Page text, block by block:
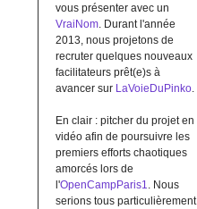
vous présenter avec un
VraiNom. Durant l'année
2013, nous projetons de
recruter quelques nouveaux
facilitateurs prêt(e)s à
avancer sur LaVoieDuPinko.
En clair : pitcher du projet en
vidéo afin de poursuivre les
premiers efforts chaotiques
amorcés lors de
l'OpenCampParis1. Nous
serions tous particulièrement